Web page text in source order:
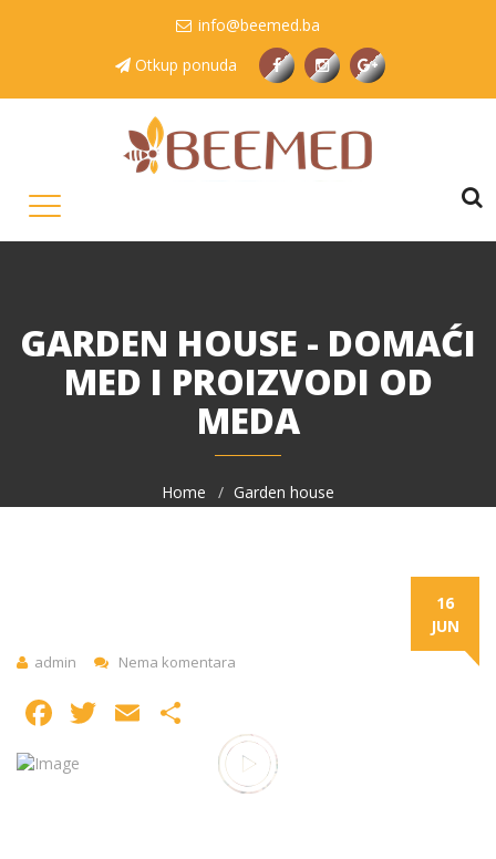
info@beemed.ba
Otkup ponuda
GARDEN HOUSE - DOMAĆI
MED I PROIZVODI OD
MEDA
Home Garden house
16
JUN
admin Nema komentara
Facebook
Twitter
Email